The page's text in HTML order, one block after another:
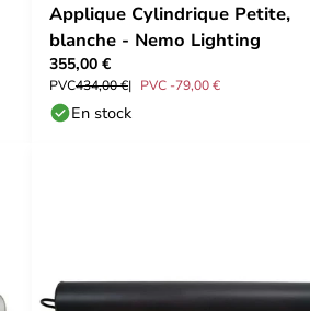
Applique Cylindrique Petite,
blanche - Nemo Lighting
355,00 €
PVC434,00 € PVC -79,00 €
En stock